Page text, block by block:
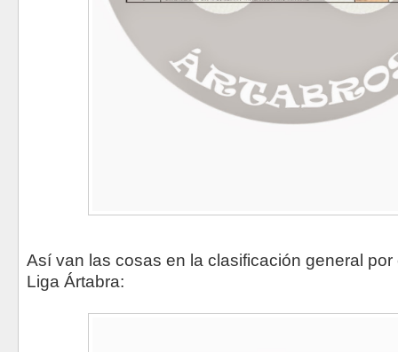
Así van las cosas en la clasificación general
Liga Ártabra: